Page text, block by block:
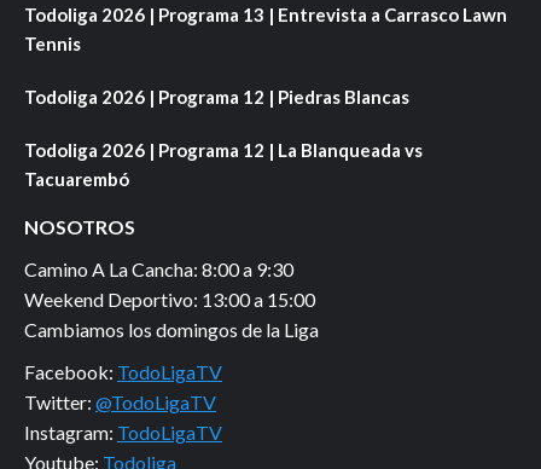
Todoliga 2026 | Programa 13 | Entrevista a Carrasco Lawn
Tennis
Todoliga 2026 | Programa 12 | Piedras Blancas
Todoliga 2026 | Programa 12 | La Blanqueada vs
Tacuarembó
NOSOTROS
Camino A La Cancha: 8:00 a 9:30
Weekend Deportivo: 13:00 a 15:00
Cambiamos los domingos de la Liga
Facebook: TodoLigaTV
Twitter: @TodoLigaTV
Instagram: TodoLigaTV
Youtube: Todoliga